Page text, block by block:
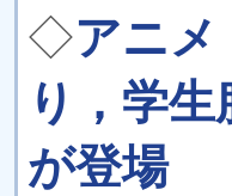
◇アニ
り，学
が登場